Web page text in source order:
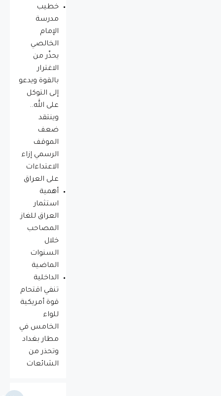
خطيب
مدرسة
الإمام
الخالصي
يحذّر من
الاغترار
بالقوة ويدعو
إلى التوكل
على الله..
وينتقد
ضعف
الموقف
الرسمي إزاء
الاعتداءات
على العراق
أهمية
استثمار
العراق للغاز
المصاحب
خلال
السنوات
الماضية
الداخلية
تنفي اقتحام
قوة أمريكية
للواء
الخامس في
مطار بغداد
وتحذر من
الشائعات